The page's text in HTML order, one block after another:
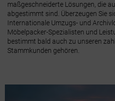
maßgeschneiderte Lösungen, die
abgestimmt sind. Überzeugen Sie
Internationale Umzugs- und
Möbelpacker-Spezialisten und
bestimmt bald auch zu unseren
Stammkunden gehören.